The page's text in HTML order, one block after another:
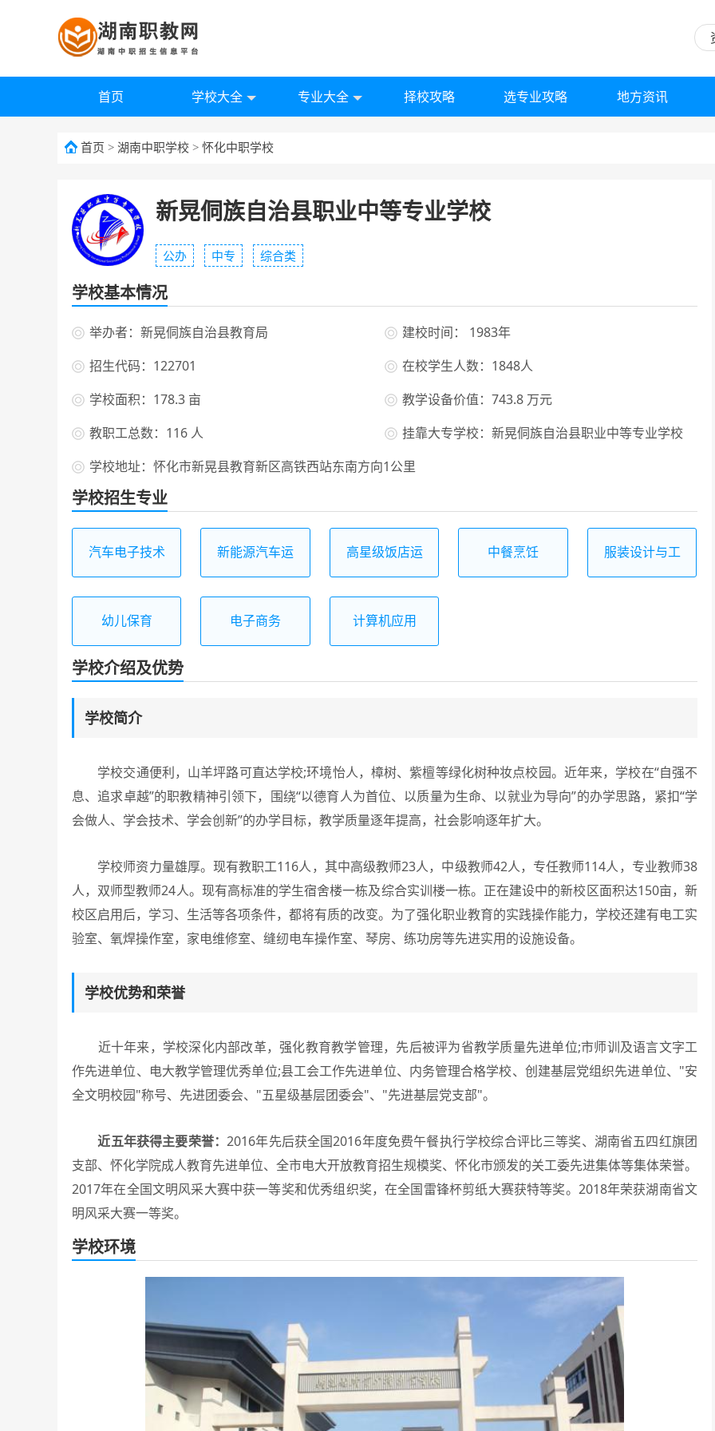
首页 学校大全 专业大全 择校攻略 选专业攻略 地方资讯
首页 > 湖南中职学校 > 怀化中职学校
新晃侗族自治县职业中等专业学校
公办 中专 综合类
学校基本情况
举办者：新晃侗族自治县教育局
建校时间： 1983年
招生代码：122701
在校学生人数：1848人
学校面积：178.3 亩
教学设备价值：743.8 万元
教职工总数：116 人
挂靠大专学校：新晃侗族自治县职业中等专业学校
学校地址：怀化市新晃县教育新区高铁西站东南方向1公里
学校招生专业
汽车电子技术
新能源汽车运
高星级饭店运
中餐烹饪
服装设计与工
幼儿保育 电子商务 计算机应用
学校介绍及优势
学校简介
学校交通便利，山羊坪路可直达学校;环境怡人，樟树、紫檀等绿化树种妆点校园。近年来，学校在“自强不
息、追求卓越”的职教精神引领下，围绕“以德育人为首位、以质量为生命、以就业为导向”的办学思路，紧扣“学
会做人、学会技术、学会创新”的办学目标，教学质量逐年提高，社会影响逐年扩大。
学校师资力量雄厚。现有教职工116人，其中高级教师23人，中级教师42人，专任教师114人，专业教师38
人，双师型教师24人。现有高标准的学生宿舍楼一栋及综合实训楼一栋。正在建设中的新校区面积达150亩，新
校区启用后，学习、生活等各项条件，都将有质的改变。为了强化职业教育的实践操作能力，学校还建有电工实
验室、氧焊操作室，家电维修室、缝纫电车操作室、琴房、练功房等先进实用的设施设备。
学校优势和荣誉
近十年来，学校深化内部改革，强化教育教学管理，先后被评为省教学质量先进单位;市师训及语言文字工
作先进单位、电大教学管理优秀单位;县工会工作先进单位、内务管理合格学校、创建基层党组织先进单位、"安
全文明校园"称号、先进团委会、"五星级基层团委会"、"先进基层党支部"。
近五年获得主要荣誉：2016年先后获全国2016年度免费午餐执行学校综合评比三等奖、湖南省五四红旗团
支部、怀化学院成人教育先进单位、全市电大开放教育招生规模奖、怀化市颁发的关工委先进集体等集体荣誉。
2017年在全国文明风采大赛中获一等奖和优秀组织奖，在全国雷锋杯剪纸大赛获特等奖。2018年荣获湖南省文
明风采大赛一等奖。
学校环境